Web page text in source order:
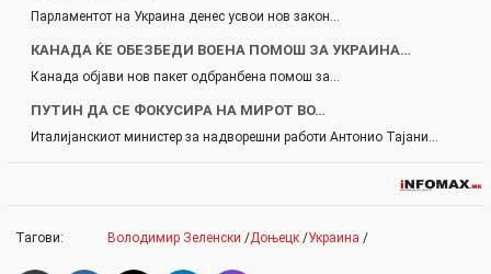
Парламентот на Украина денес усвои нов закон…
КАНАДА ЌЕ ОБЕЗБЕДИ ВОЕНА ПОМОШ ЗА УКРАИНА…
Канада објави нов пакет одбранбена помош за…
ПУТИН ДА СЕ ФОКУСИРА НА МИРОТ ВО…
Италијанскиот министер за надворешни работи Антонио Тајани…
Тагови: Володимир Зеленски /Доњецк /Украина /